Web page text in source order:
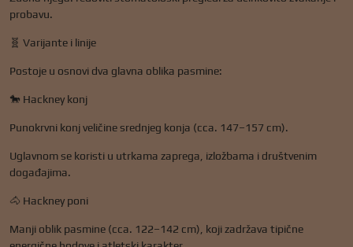
probavu.
🧬 Varijante i linije
Postoje u osnovi dva glavna oblika pasmine:
🐎 Hackney konj
Punokrvni konj veličine srednjeg konja (cca. 147–157 cm).
Uglavnom se koristi u utrkama zaprega, izložbama i društvenim
događajima.
🐴 Hackney poni
Manji oblik pasmine (cca. 122–142 cm), koji zadržava tipične